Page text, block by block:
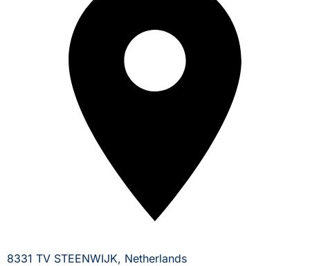
8331 TV STEENWIJK, Netherlands